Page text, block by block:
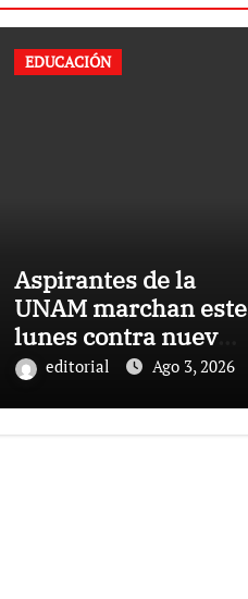
EDUCACIÓN
Aspirantes de la
UNAM marchan este
lunes contra nuevo
examen: ¿Dónde y a
editorial Ago 3, 2026